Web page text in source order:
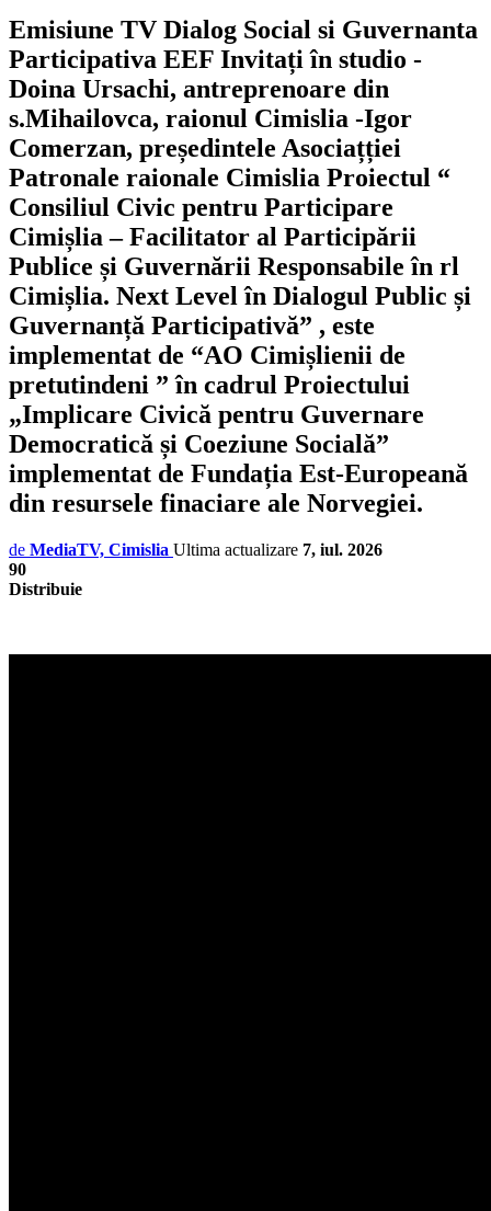
Emisiune TV Dialog Social si Guvernanta
Participativa EEF Invitați în studio -
Doina Ursachi, antreprenoare din
s.Mihailovca, raionul Cimislia -Igor
Comerzan, președintele Asociațției
Patronale raionale Cimislia Proiectul “
Consiliul Civic pentru Participare
Cimișlia – Facilitator al Participării
Publice și Guvernării Responsabile în rl
Cimișlia. Next Level în Dialogul Public și
Guvernanță Participativă” , este
implementat de “AO Cimișlienii de
pretutindeni ” în cadrul Proiectului
„Implicare Civică pentru Guvernare
Democratică și Coeziune Socială”
implementat de Fundația Est-Europeană
din resursele finaciare ale Norvegiei.
de MediaTV, Cimislia Ultima actualizare 7, iul. 2026
90
Distribuie